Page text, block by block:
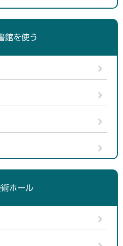
館を使う
ホール